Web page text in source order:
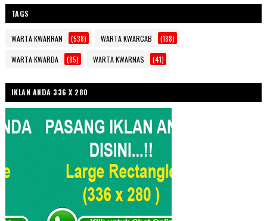
TAGS
WARTA KWARRAN (538) WARTA KWARCAB (188)
WARTA KWARDA (85) WARTA KWARNAS (41)
IKLAN ANDA 336 X 280